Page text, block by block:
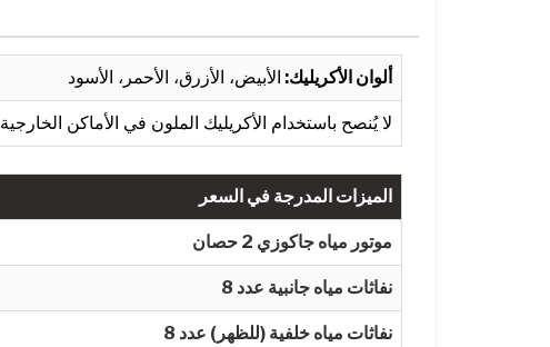
ألوان الأكريليك: الأبيض، الأزرق، الأحمر، الأسود
لا يُنصح باستخدام الأكريليك الملون في الأماكن الخارجية
الميزات المدرجة في السعر
موتور مياه جاكوزي 2 حصان
نفاثات مياه جانبية عدد 8
8 نفاثات مياه خلفية (للظهر) عدد